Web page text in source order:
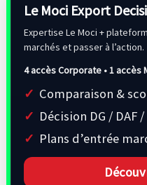
Le Moci Export
Expertise Le Moci +
marchés et passer à l’action.
4 accès Corporate • 1 accès
Comparaison &
Décision DG / DAF
Plans d’entrée